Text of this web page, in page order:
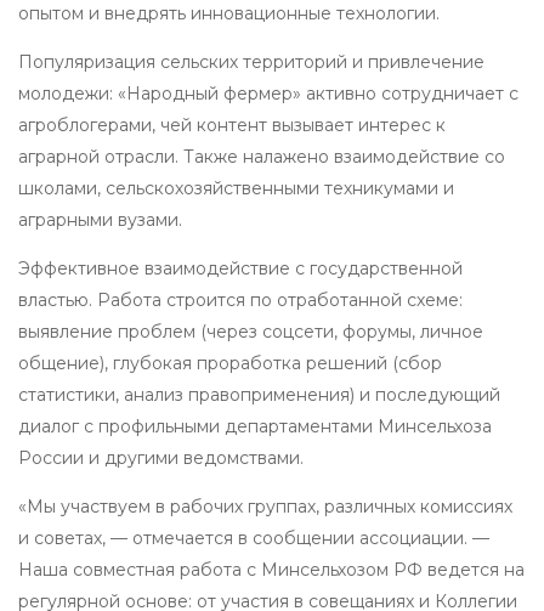
опытом и внедрять инновационные технологии.
Популяризация сельских территорий и привлечение
молодежи: «Народный фермер» активно сотрудничает с
агроблогерами, чей контент вызывает интерес к
аграрной отрасли. Также налажено взаимодействие со
школами, сельскохозяйственными техникумами и
аграрными вузами.
Эффективное взаимодействие с государственной
властью. Работа строится по отработанной схеме:
выявление проблем (через соцсети, форумы, личное
общение), глубокая проработка решений (сбор
статистики, анализ правоприменения) и последующий
диалог с профильными департаментами Минсельхоза
России и другими ведомствами.
«Мы участвуем в рабочих группах, различных комиссиях
и советах, — отмечается в сообщении ассоциации. —
Наша совместная работа с Минсельхозом РФ ведется на
регулярной основе: от участия в совещаниях и Коллегии